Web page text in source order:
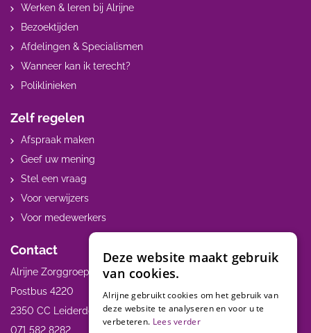
Werken & leren bij Alrijne
Bezoektijden
Afdelingen & Specialismen
Wanneer kan ik terecht?
Poliklinieken
Zelf regelen
Afspraak maken
Geef uw mening
Stel een vraag
Voor verwijzers
Voor medewerkers
Contact
Alrijne Zorggroep
Postbus 4220
2350 CC Leiderdorp
071 582 8282
Deze website maakt gebruik
van cookies.
Alrijne gebruikt cookies om het gebruik van
deze website te analyseren en voor u te
verbeteren. Lees verder